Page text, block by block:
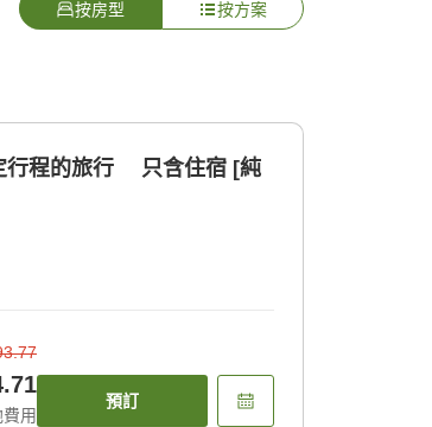
按房型 按方案
行程的旅行 只含住宿 [純
用
預訂